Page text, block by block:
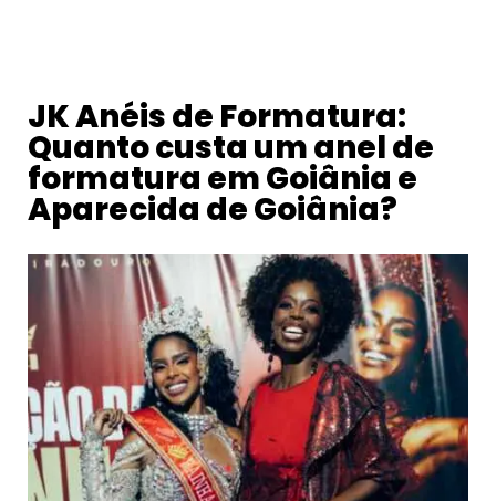
JK Anéis de Formatura:
Quanto custa um anel de
formatura em Goiânia e
Aparecida de Goiânia?